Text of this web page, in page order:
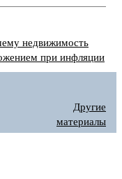
недвижимость
при инфляции
Другие
материалы